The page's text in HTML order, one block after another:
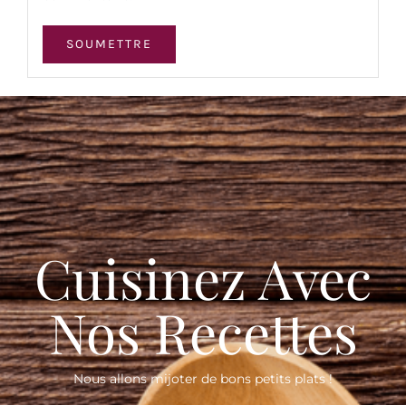
Cuisinez Avec
Nos Recettes
Nous allons mijoter de bons petits plats !